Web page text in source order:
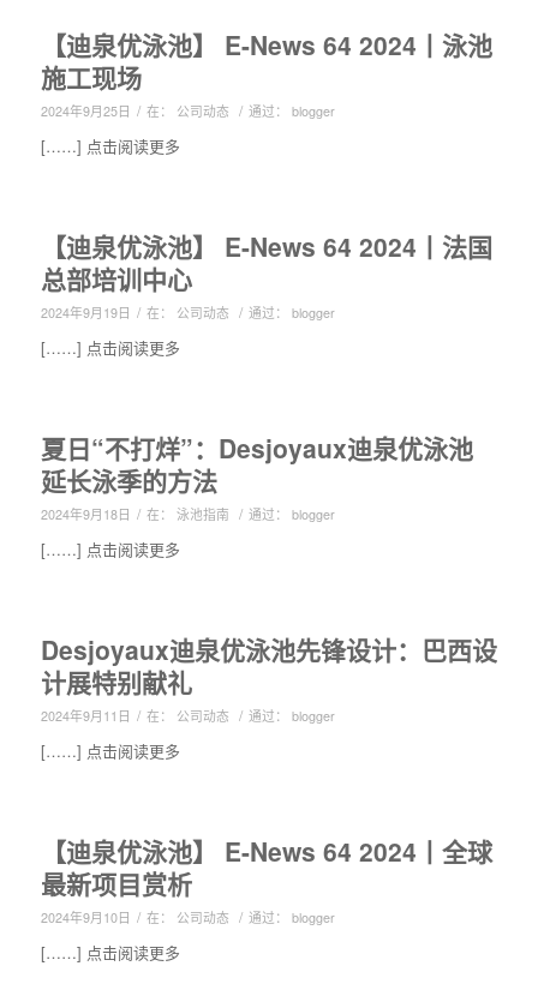
【迪泉优泳池】 E-News 64 2024丨泳池
施工现场
2024年9月25日 / 在： 公司动态 / 通过： blogger
[……] 点击阅读更多
【迪泉优泳池】 E-News 64 2024丨法国
总部培训中心
2024年9月19日 / 在： 公司动态 / 通过： blogger
[……] 点击阅读更多
夏日“不打烊”：Desjoyaux迪泉优泳池
延长泳季的方法
2024年9月18日 / 在： 泳池指南 / 通过： blogger
[……] 点击阅读更多
Desjoyaux迪泉优泳池先锋设计：巴西设
计展特别献礼
2024年9月11日 / 在： 公司动态 / 通过： blogger
[……] 点击阅读更多
【迪泉优泳池】 E-News 64 2024丨全球
最新项目赏析
2024年9月10日 / 在： 公司动态 / 通过： blogger
[……] 点击阅读更多